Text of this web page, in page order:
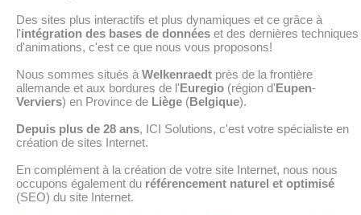
Des sites plus interactifs et plus dynamiques et ce grâce à
l'intégration des bases de données et des dernières techniques
d'animations, c'est ce que nous vous proposons!
Nous sommes situés à Welkenraedt près de la frontière
allemande et aux bordures de l'Euregio (région d'Eupen-
Verviers) en Province de Liège (Belgique).
Depuis plus de 28 ans, ICI Solutions, c'est votre spécialiste en
création de sites Internet.
En complément à la création de votre site Internet, nous nous
occupons également du référencement naturel et optimisé
(SEO) du site Internet.